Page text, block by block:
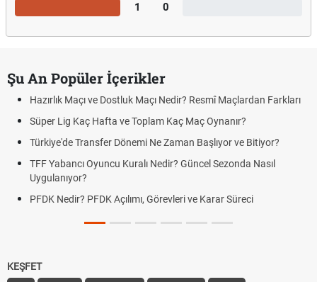
1 0
Şu An Popüler İçerikler
Hazırlık Maçı ve Dostluk Maçı Nedir? Resmî Maçlardan Farkları
Süper Lig Kaç Hafta ve Toplam Kaç Maç Oynanır?
Türkiye'de Transfer Dönemi Ne Zaman Başlıyor ve Bitiyor?
TFF Yabancı Oyuncu Kuralı Nedir? Güncel Sezonda Nasıl
Uygulanıyor?
PFDK Nedir? PFDK Açılımı, Görevleri ve Karar Süreci
KEŞFET